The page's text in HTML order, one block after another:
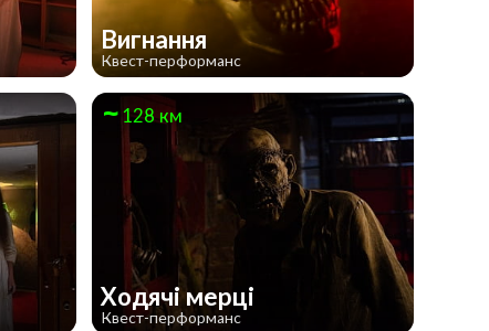
Вигнання
Квест-перформанс
128 км
Ходячі мерці
Квест-перформанс